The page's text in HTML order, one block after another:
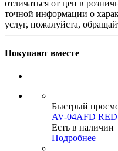
отличаться от цен в
точной информации о
услуг, пожалуйста,
Покупают вместе
Быстрый
AV-04AFD
Есть в наличии
Подробнее